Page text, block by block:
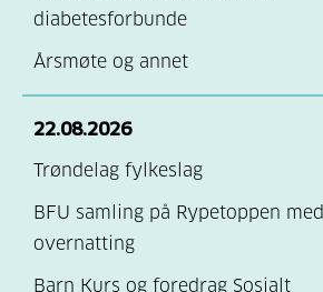
diabetesforbunde
Årsmøte og annet
22.08.2026
Trøndelag fylkeslag
BFU samling på Rypetoppen med
overnatting
Barn Kurs og foredrag Sosialt